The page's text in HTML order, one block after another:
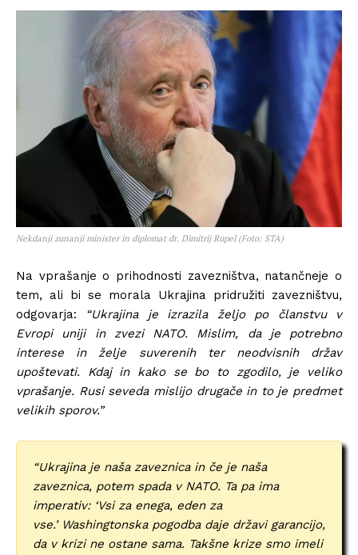
Nekdanji zunanji minister in diplomat dr. Dimitrij Rupel (Foto: STA)
Na vprašanje o prihodnosti zavezništva, natančneje o
tem, ali bi se morala Ukrajina pridružiti zavezništvu,
odgovarja: “Ukrajina je izrazila željo po članstvu v
Evropi uniji in zvezi NATO. Mislim, da je potrebno
interese in želje suverenih ter neodvisnih držav
upoštevati. Kdaj in kako se bo to zgodilo, je veliko
vprašanje. Rusi seveda mislijo drugače in to je predmet
velikih sporov.”
“Ukrajina je naša zaveznica in če je naša
zaveznica, potem spada v NATO. Ta pa ima
imperativ: ‘Vsi za enega, eden za
vse.’ Washingtonska pogodba daje državi garancijo,
da v krizi ne ostane sama. Takšne krize smo imeli